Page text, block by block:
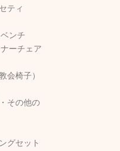
ティ
ベンチ
ーチェア
会椅子）
その他の
グセット